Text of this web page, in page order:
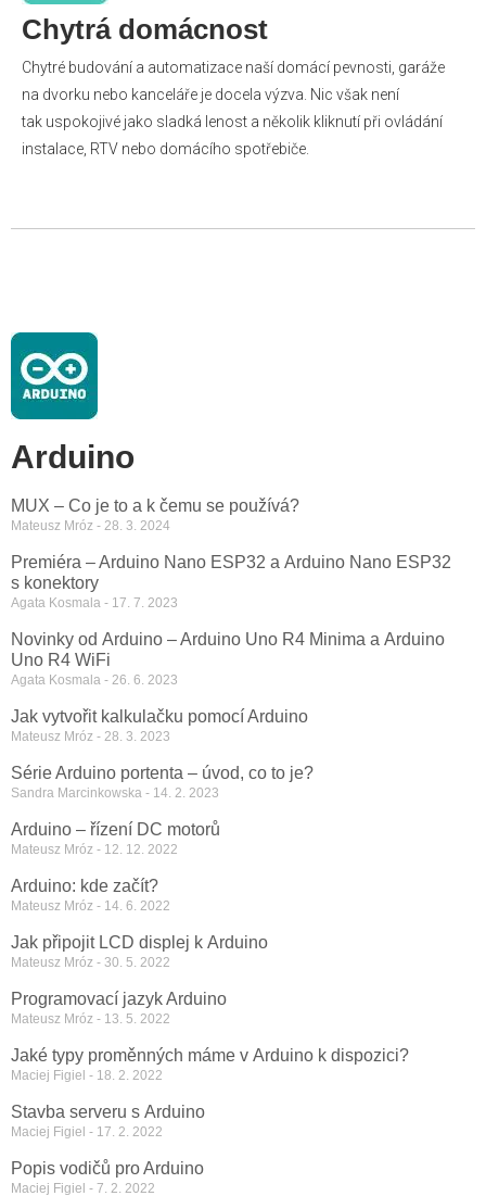
Chytrá domácnost
Chytré budování a automatizace naší domácí pevnosti, garáže
na dvorku nebo kanceláře je docela výzva. Nic však není
tak uspokojivé jako sladká lenost a několik kliknutí při ovládání
instalace, RTV nebo domácího spotřebiče.
Arduino
MUX – Co je to a k čemu se používá?
Mateusz Mróz 28. 3. 2024
Premiéra – Arduino Nano ESP32 a Arduino Nano ESP32
s konektory
Agata Kosmala 17. 7. 2023
Novinky od Arduino – Arduino Uno R4 Minima a Arduino
Uno R4 WiFi
Agata Kosmala 26. 6. 2023
Jak vytvořit kalkulačku pomocí Arduino
Mateusz Mróz 28. 3. 2023
Série Arduino portenta – úvod, co to je?
Sandra Marcinkowska 14. 2. 2023
Arduino – řízení DC motorů
Mateusz Mróz 12. 12. 2022
Arduino: kde začít?
Mateusz Mróz 14. 6. 2022
Jak připojit LCD displej k Arduino
Mateusz Mróz 30. 5. 2022
Programovací jazyk Arduino
Mateusz Mróz 13. 5. 2022
Jaké typy proměnných máme v Arduino k dispozici?
Maciej Figiel 18. 2. 2022
Stavba serveru s Arduino
Maciej Figiel 17. 2. 2022
Popis vodičů pro Arduino
Maciej Figiel 7. 2. 2022